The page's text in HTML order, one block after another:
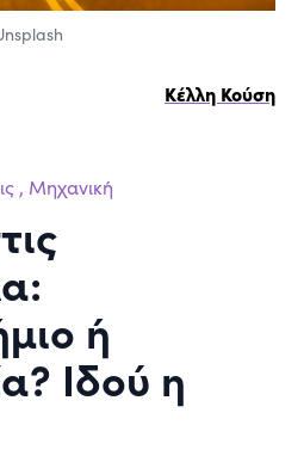
Κέλλη Κούση
, Μηχανική
ή
Ιδού η